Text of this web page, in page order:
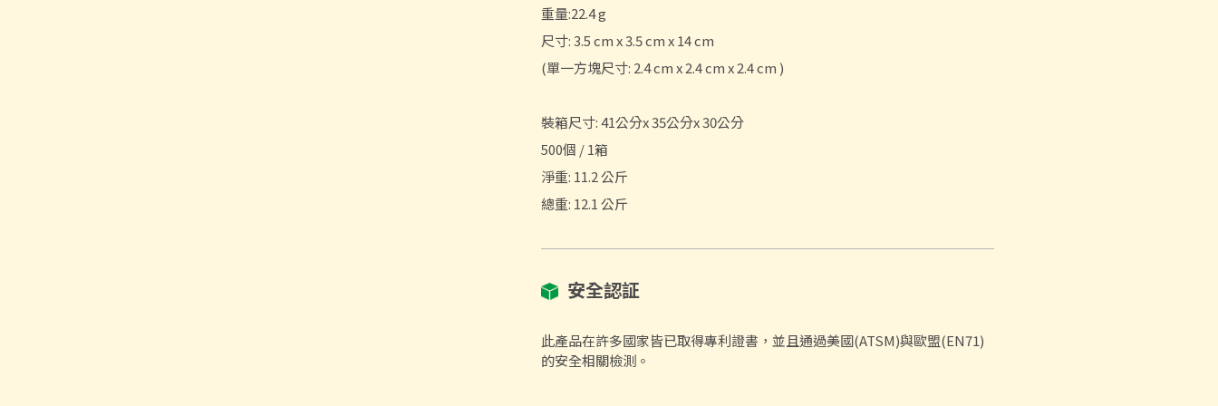
重量:22.4 g
尺寸: 3.5 cm x 3.5 cm x 14 cm
(單一方塊尺寸: 2.4 cm x 2.4 cm x 2.4 cm )
裝箱尺寸: 41公分x 35公分x 30公分
500個 / 1箱
淨重: 11.2 公斤
總重: 12.1 公斤
安全認証
此產品在許多國家皆已取得專利證書，並且通過美國(ATSM)與歐盟(EN71)
的安全相關檢測。